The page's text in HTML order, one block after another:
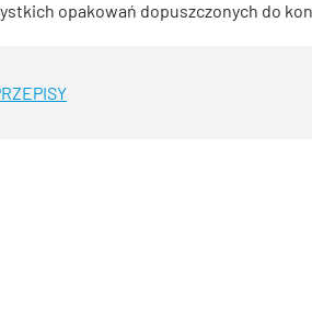
opakowań dopuszczonych do